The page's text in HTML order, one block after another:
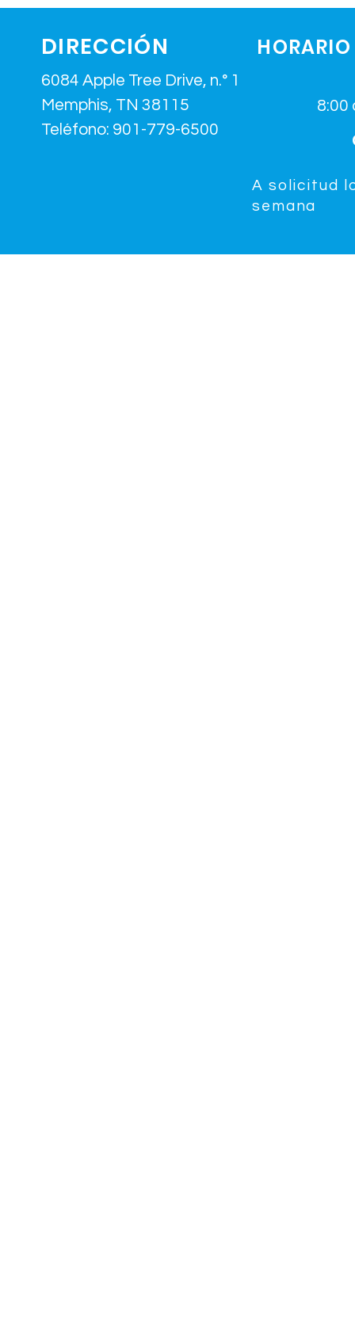
DIRECCIÓN
6084 Apple Tree Drive, n.° 11,
Memphis, TN 38115
Teléfono: 901-779-6500
8:00
A solicitud
semana